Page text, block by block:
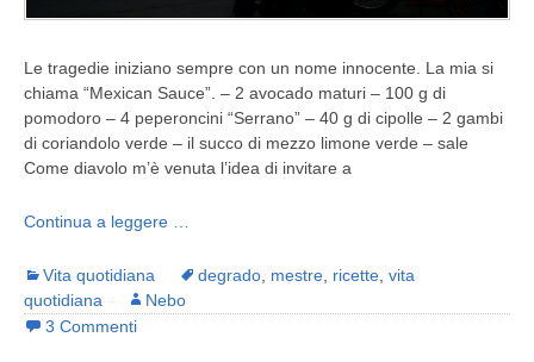
Le tragedie iniziano sempre con un nome innocente. La mia si
chiama “Mexican Sauce”. – 2 avocado maturi – 100 g di
pomodoro – 4 peperoncini “Serrano” – 40 g di cipolle – 2 gambi
di coriandolo verde – il succo di mezzo limone verde – sale
Come diavolo m’è venuta l’idea di invitare a
Continua a leggere …
Vita quotidiana degrado mestre ricette vita
quotidiana
Nebo
3 Commenti